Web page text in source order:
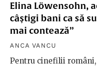
Elina Löwensohn,
câștigi bani ca să
mai contează”
ANCA VANCU
Pentru cinefilii